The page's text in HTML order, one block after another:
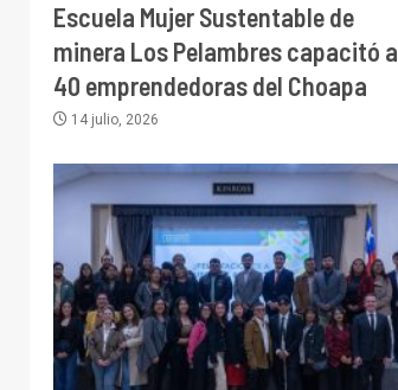
Escuela Mujer Sustentable de
minera Los Pelambres capacitó a
40 emprendedoras del Choapa
14 julio, 2026